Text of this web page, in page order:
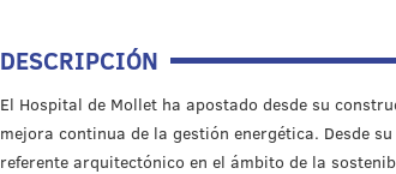
DESCRIPCIÓN
El Hospital de Mollet ha apostado desde su
mejora continua de la gestión energética. Desde
referente arquitectónico en el ámbito de la